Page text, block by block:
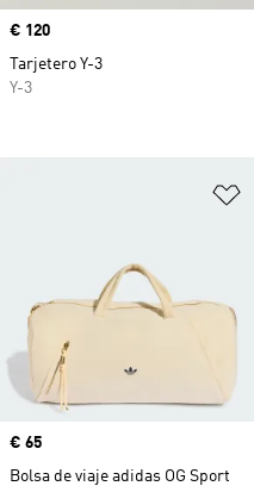
Precio
€ 65
Bolsa de viaje adidas OG Sport
Precio
€ 120
Tarjetero Y-3
Y-3